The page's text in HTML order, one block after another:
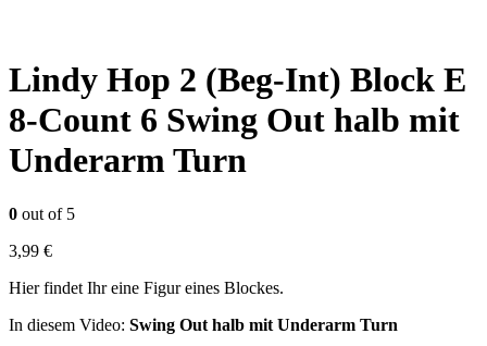
Lindy Hop 2 (Beg-Int) Block E
8-Count 6 Swing Out halb mit
Underarm Turn
0 out of 5
3,99 €
Hier findet Ihr eine Figur eines Blockes.
In diesem Video: Swing Out halb mit Underarm Turn